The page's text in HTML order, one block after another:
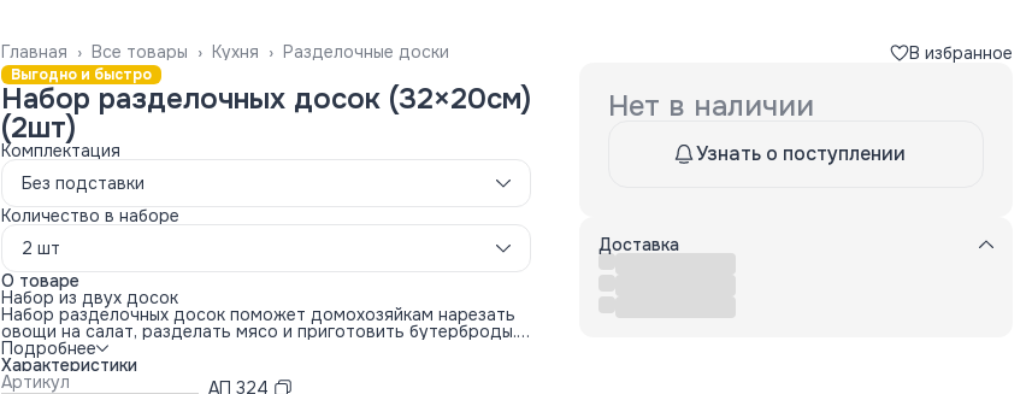
Разделочные доски
Кухня ›
Все товары ›
Главная ›
Выгодно и быстро
Набор разделочных досок (32×20см)
(2шт)
Комплектация
Без подставки
Количество в наборе
2 шт
О товаре
Набор из двух досок
Набор разделочных досок поможет домохозяйкам нарезать
овощи на салат, разделать мясо и приготовить бутерброды.
Производим доски из пищевого пластика без вредных
примесей и Бисфенола А.
В комплекте две прямоугольных доски 32 × 20 см. На них
Подробнее
Характеристики
Артикул
АП 324
В избранное
Нет в наличии
Узнать о поступлении
Доставка